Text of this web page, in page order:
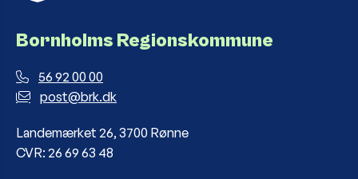
Bornholms Regionskommune
56 92 00 00
post@brk.dk
Landemærket 26, 3700 Rønne
CVR: 26 69 63 48